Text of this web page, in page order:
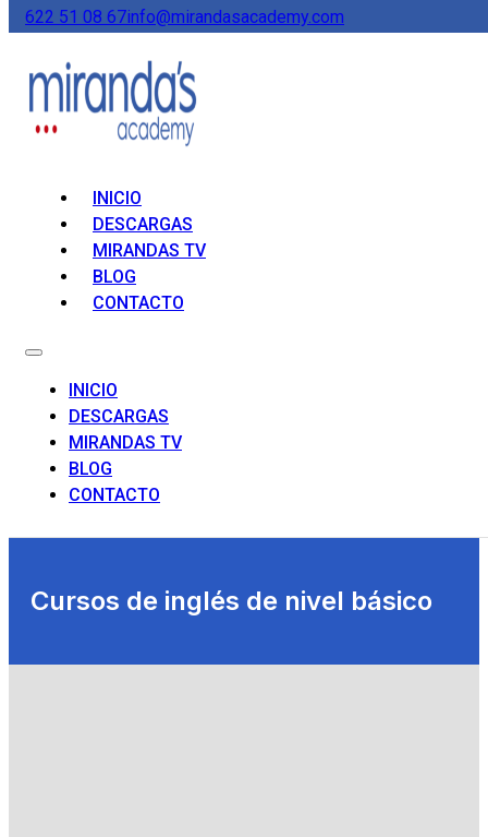
622 51 08 67info@mirandasacademy.com
INICIO
DESCARGAS
MIRANDAS TV
BLOG
CONTACTO
INICIO
DESCARGAS
MIRANDAS TV
BLOG
CONTACTO
Cursos de inglés de nivel básico